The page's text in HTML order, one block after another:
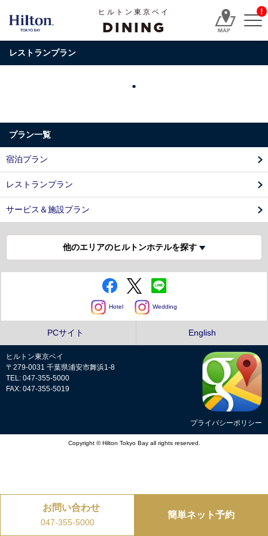
ヒルトン東京ベイ
DINING
!
レストランプラン
プラン一覧
宿泊プラン
レストランプラン
サービス＆施設プラン
他のエリアのヒルトンホテルを探す
Hotel Wedding
PCサイト English
ヒルトン東京ベイ
〒279-0031 千葉県浦安市舞浜1-8
TEL: 047-355-5000
FAX: 047-355-5019
プライバシーポリシー
Copyright © Hilton Tokyo Bay all rights reserved.
お問い合わせ
047-355-5000
簡単ネット予約